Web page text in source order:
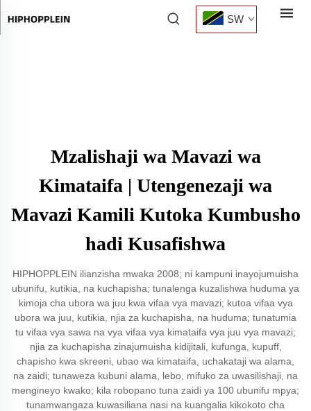
SW
Mzalishaji wa Mavazi wa
Kimataifa | Utengenezaji wa
Mavazi Kamili Kutoka Kumbusho
hadi Kusafishwa
HIPHOPPLEIN ilianzisha mwaka 2008; ni kampuni inayojumuisha
ubunifu, kutikia, na kuchapisha; tunalenga kuzalishwa huduma ya
kimoja cha ubora wa juu kwa vifaa vya mavazi; kutoa vifaa vya
ubora wa juu, kutikia, njia za kuchapisha, na huduma; tunatumia
tu vifaa vya sawa na vya vifaa vya kimataifa vya juu vya mavazi;
njia za kuchapisha zinajumuisha kidijitali, kufunga, kupuff,
chapisho kwa skreeni, ubao wa kimataifa, uchakataji wa alama,
na zaidi; tunaweza kubuni alama, lebo, mifuko za uwasilishaji, na
mengineyo kwako; kila robopano tuna zaidi ya 100 ubunifu mpya;
tunamwangaza kuwasiliana nasi na kuangalia kikokoto cha